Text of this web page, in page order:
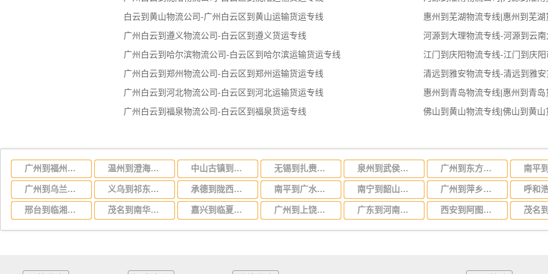
白云到黄山物流公司-广州白云区到黄山运输货运专线
广州白云到遵义物流公司-白云区到遵义货运专线
广州白云到哈尔滨物流公司-白云区到哈尔滨运输货运专线
广州白云到郑州物流公司-白云区到郑州运输货运专线
广州白云到河北物流公司-白云区到河北运输货运专线
广州白云到福泉物流公司-白云区到福泉货运专线
惠州到芜湖物流专线|惠州到芜湖
河源到大理物流专线-河源到云
江门到庆阳物流专线-江门到庆
清远到雅安物流专线-清远到雅
惠州到青岛物流专线|惠州到青岛
佛山到黄山物流专线|佛山到黄山
广州到福州物流专线,广州到福州货运公司 温州到澄海区物流公司-货运专线免费取件「急件托运」 中山古镇到乐山五通桥区物流公司-货运专线准时到货「多少一方」 无锡到扎赉诺尔区物流公司-货运专线费用价格「高效准时」 泉州到武侯区物流公司-货运专线收费标准「直达往返」 广州到东方物流专线，广州到东方货运公司
广州到乌兰察布物流专线，广州到乌兰察布货运运输 义乌到祁东物流公司-货运专线价格优惠「快速准时」 承德到陇西物流公司-货运专线机动性高「市县闪送」 南平到广水物流公司-货运专线每天发车「多少一吨」 南宁到韶山物流公司-货运专线运费多少「一站直达」 广州到萍乡物流专线_广州到萍乡货运公司
邢台到临湘物流公司-货运专线市县闪送「高效运输」 茂名到南华物流公司-货运专线快速直达「高效准时」 嘉兴到临夏物流公司-货运专线价格透明「急速响应」 广州到上饶物流公司_广州到上饶货运专线 广东到河南物流专线,广东到河南货运公司 快速直达 西安到阿图什物流公司-货运专线高效准时「资质齐全」